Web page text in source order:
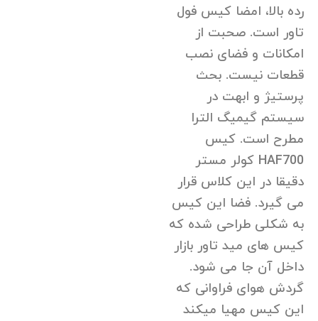
رده بالا، امضا کیس فول
تاور است. صحبت از
امکانات و فضای نصب
قطعات نیست. بحث
پرستیژ و ابهت در
سیستم گیمیگ الترا
مطرح است. کیس
HAF700 کولر مستر
دقیقا در این کلاس قرار
می گیرد. فضا این کیس
به شکلی طراحی شده که
کیس های مید تاور بازار
داخل آن جا می شود.
گردش هوای فراوانی که
این کیس مهیا میکند